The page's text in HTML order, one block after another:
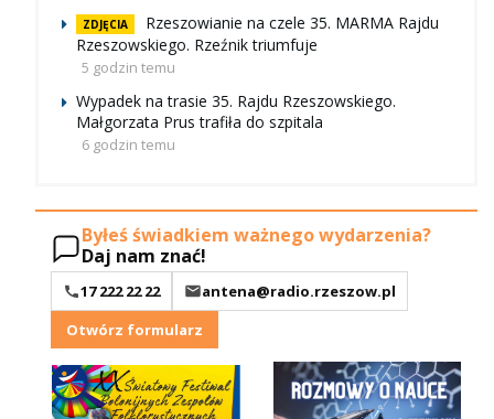
ZDJĘCIA
Rzeszowianie na czele 35. MARMA Rajdu
Rzeszowskiego. Rzeźnik triumfuje
5 godzin temu
Wypadek na trasie 35. Rajdu Rzeszowskiego.
Małgorzata Prus trafiła do szpitala
6 godzin temu
Byłeś świadkiem ważnego wydarzenia?
Daj nam znać!
17 222 22 22
antena@radio.rzeszow.pl
Otwórz formularz